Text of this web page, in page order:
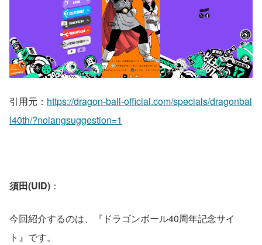
引用元： https://dragon-ball-official.com/specials/dragonbal
l40th/?nolangsuggestion=1
須田(UID) ：
今回紹介するのは、『ドラゴンボール40周年記念サイ
ト』です。